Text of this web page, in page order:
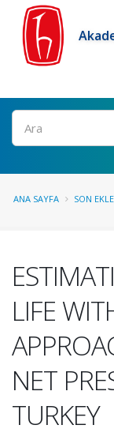
Ara
ANA SAYFA SON
LIFE
NET
TURKEY